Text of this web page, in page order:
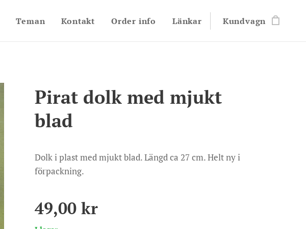
Teman Kontakt Order info Länkar Kundvagn
Pirat dolk med mjukt
blad
Dolk i plast med mjukt blad. Längd ca 27 cm. Helt ny i
förpackning.
49,00 kr